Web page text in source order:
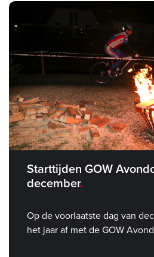
Starttijden GOW
december
Op de voorlaatste dag van
het jaar af met de GOW